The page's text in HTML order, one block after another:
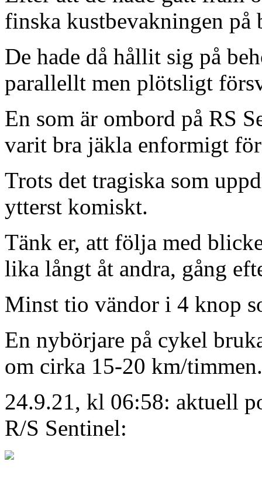
finska kustbevakningen på
De hade då hållit sig på
parallellt men plötsligt
En som är ombord på RS
varit bra jäkla enformigt
Trots det tragiska som
ytterst komiskt.
Tänk er, att följa med
lika långt åt andra, gång
Minst tio vändor i 4 knop
En nybörjare på cykel
om cirka 15-20 km/
24.9.21, kl 06:58: aktuell
R/S Sentinel: